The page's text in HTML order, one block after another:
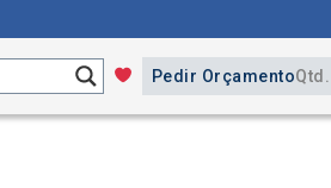
Pedir Orçamento